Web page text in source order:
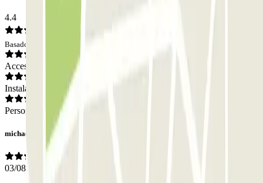
4.4
Basado en 519 opiniones
Acceso
Instalaciones
Personal
michael
03/08/2026